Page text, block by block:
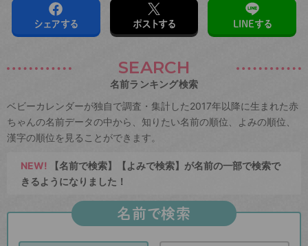
シェアする ポストする LINEする
SEARCH
名前ランキング検索
ベビーカレンダーが独自で調査・集計した2017年以降に生まれた赤
ちゃんの名前データの中から、知りたい名前の順位、よみの順位、
漢字の順位を見ることができます。
NEW! 【名前で検索】【よみで検索】が名前の一部で検索で
きるようになりました！
名前で検索